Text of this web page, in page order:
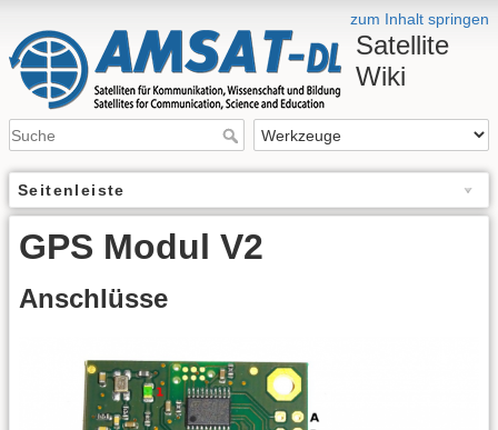
zum Inhalt springen
Satellite
Wiki
Seitenleiste
GPS Modul V2
Anschlüsse